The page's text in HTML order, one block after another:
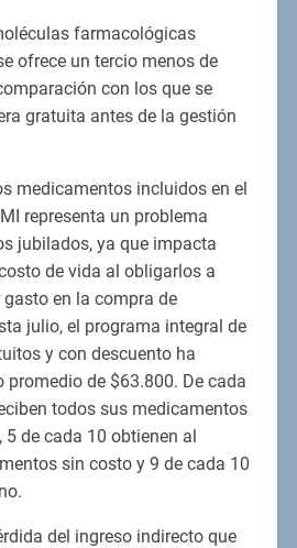
farmacológicas
ofrece un tercio menos de
con los que se
gratuita antes de la gestión
medicamentos incluidos en el
representa un problema
jubilados, ya que impacta
de vida al obligarlos a
en la compra de
julio, el programa integral de
y con descuento ha
promedio de $63.800. De cada
todos sus medicamentos
de cada 10 obtienen al
sin costo y 9 de cada 10
del ingreso indirecto que